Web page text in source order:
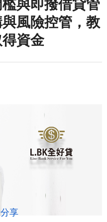
與即撥借貸管
風險控管，教
資金
享